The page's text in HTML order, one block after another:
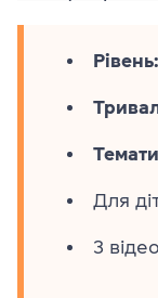
Рівень:
Для
3